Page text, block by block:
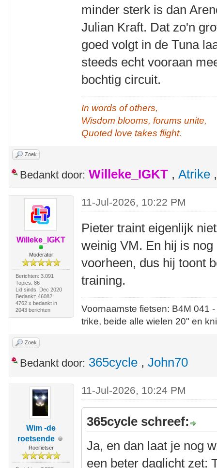
minder sterk is dan
Julian Kraft. Dat zo'n
goed volgt in de Tuna
steeds echt vooraan
bochtig circuit.
In words of others,
Wisdom blooms, forums unite,
Quoted love takes flight.
Zoek
Bedankt door: Willeke_IGKT , Atrike
Willeke_IGKT
Moderator
Berichten: 3.091
Topics: 86
Lid sinds: Dec 2020
Bedankt: 46082
4762 x bedankt in
2043 berichten
11-Jul-2026, 10:22 PM
Pieter traint eigenlijk
weinig VM. En hij is
voorheen, dus hij toont
training.
Voornaamste fietsen: B4M
trike, beide alle wielen 20" en
Zoek
Bedankt door: 365cycle , John70
Wim -de
roetsende
Roeifietser
11-Jul-2026, 10:24 PM
365cycle schreef:
Ja, en dan laat je nog
een beter daglicht zet: